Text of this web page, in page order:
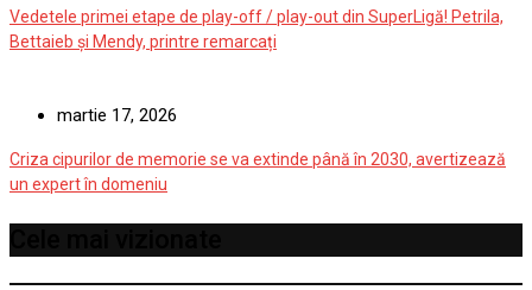
Vedetele primei etape de play-off / play-out din SuperLigă! Petrila,
Bettaieb și Mendy, printre remarcați
martie 17, 2026
Criza cipurilor de memorie se va extinde până în 2030, avertizează
un expert în domeniu